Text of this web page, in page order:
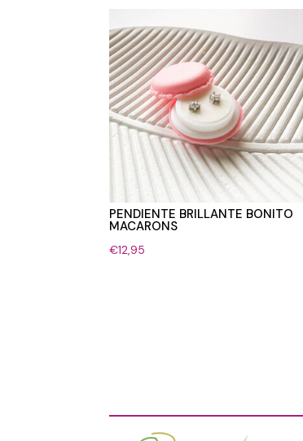
PENDIENTE BRILLANTE BONITO
MACARONS
€12,95